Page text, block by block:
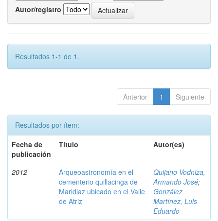
Autor/registro
Resultados 1-1 de 1.
Anterior 1 Siguiente
Resultados por ítem:
Fecha de
publicación
Título Autor(es)
2012
Arqueoastronomía en el
cementerio quillacinga de
Maridiaz ubicado en el Valle
de Atriz
Quijano Vodniza,
Armando José;
González
Martínez, Luis
Eduardo